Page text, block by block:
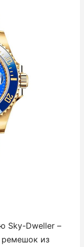
Sky-Dweller –
ремешок из